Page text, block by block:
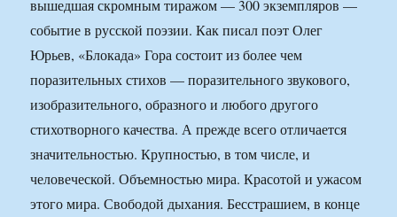
вышедшая скромным тиражом — 300 экземпляров —
событие в русской поэзии. Как писал поэт Олег
Юрьев, «Блокада» Гора состоит из более чем
поразительных стихов — поразительного звукового,
изобразительного, образного и любого другого
стихотворного качества. А прежде всего отличается
значительностью. Крупностью, в том числе, и
человеческой. Объемностью мира. Красотой и ужасом
этого мира. Свободой дыхания. Бесстрашием, в конце